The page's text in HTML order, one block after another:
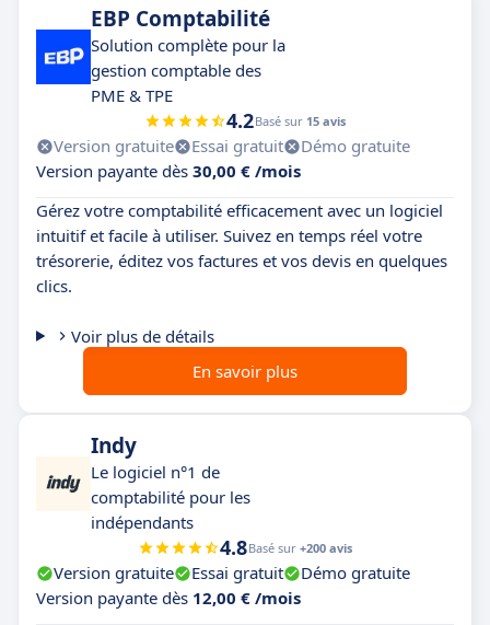
EBP Comptabilité
Solution complète pour la
gestion comptable des
PME & TPE
4.2Basé sur 15 avis
Version gratuite Essai gratuit
Démo gratuite
Version payante dès 30,00 € /mois
Gérez votre comptabilité efficacement avec un logiciel
intuitif et facile à utiliser. Suivez en temps réel votre
trésorerie, éditez vos factures et vos devis en quelques
clics.
Voir plus de détails
En savoir plus
Indy
Le logiciel n°1 de
comptabilité pour les
indépendants
4.8Basé sur +200 avis
Version gratuite Essai gratuit
Démo gratuite
Version payante dès 12,00 € /mois